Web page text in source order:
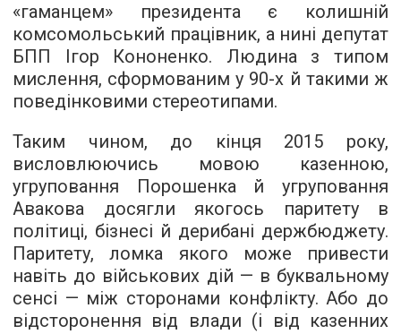
«гаманцем» президента є колишній
комсомольський працівник, а нині депутат
БПП Ігор Кононенко. Людина з типом
мислення, сформованим у 90-х й такими ж
поведінковими стереотипами.
Таким чином, до кінця 2015 року,
висловлюючись мовою казенною,
угруповання Порошенка й угруповання
Авакова досягли якогось паритету в
політиці, бізнесі й дерибані держбюджету.
Паритету, ломка якого може привести
навіть до військових дій — в буквальному
сенсі — між сторонами конфлікту. Або до
відсторонення від влади (і від казенних